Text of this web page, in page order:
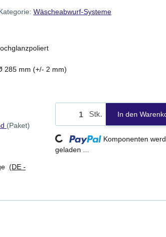
Wäscheabwurf-Systeme
285 mm (+/- 2 mm)
(Paket)
(DE -
Stk. In den
Loading...
Komponenten
geladen ...